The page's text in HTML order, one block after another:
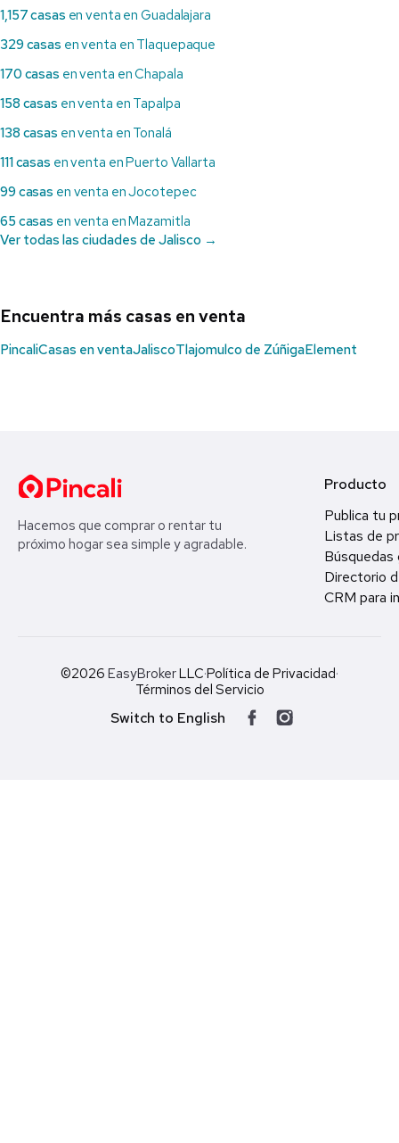
1,157 casas en venta en Guadalajara
329 casas en venta en Tlaquepaque
170 casas en venta en Chapala
158 casas en venta en Tapalpa
138 casas en venta en Tonalá
111 casas en venta en Puerto Vallarta
99 casas en venta en Jocotepec
65 casas en venta en Mazamitla
Ver todas las ciudades de Jalisco →
Encuentra más casas en venta
PincaliCasas en ventaJaliscoTlajomulco de ZúñigaElement
Hacemos que comprar o rentar tu
próximo hogar sea simple y agradable.
Producto
Publica tu
Listas de
Búsquedas
Directorio
CRM para
©2026 EasyBrokerLLC·Política de Privacidad·
Términos del Servicio
Switch to English